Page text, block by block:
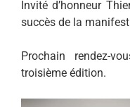
Invité d’honneur
succès de la
Prochain rendez-
troisième édition.